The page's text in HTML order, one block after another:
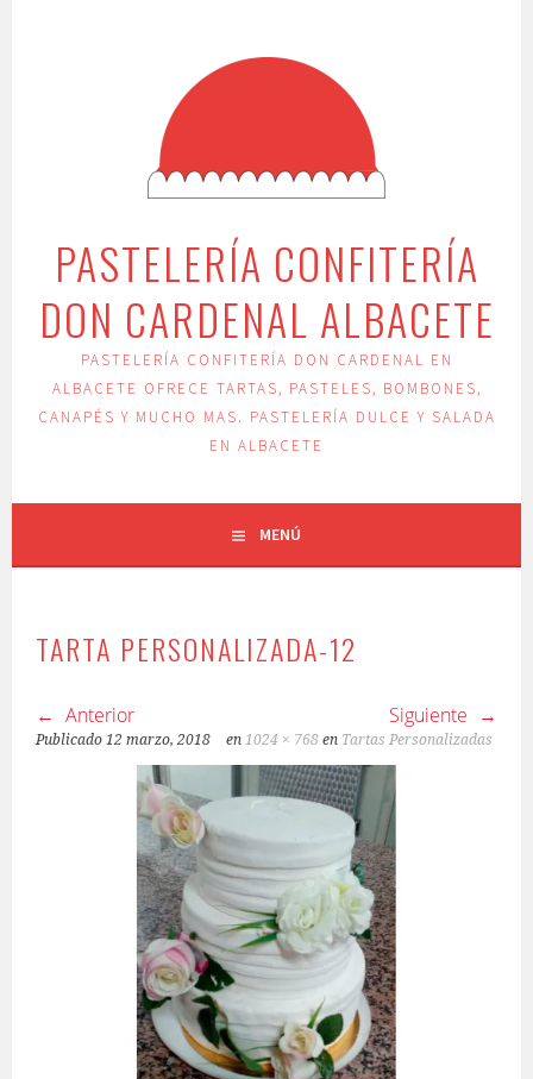
PASTELERÍA CONFITERÍA
DON CARDENAL ALBACETE
PASTELERÍA CONFITERÍA DON CARDENAL EN
ALBACETE OFRECE TARTAS, PASTELES, BOMBONES,
CANAPÉS Y MUCHO MAS. PASTELERÍA DULCE Y SALADA
EN ALBACETE
MENÚ
TARTA PERSONALIZADA-12
Anterior Siguiente
Publicado12 marzo, 2018 en1024 × 768 en Tartas Personalizadas